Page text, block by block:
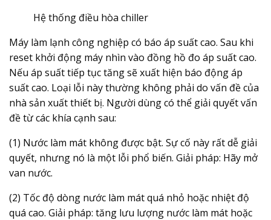
Hệ thống điều hòa chiller
Máy làm lạnh công nghiệp có báo áp suất cao. Sau khi
reset khởi động máy nhìn vào đồng hồ đo áp suất cao.
Nếu áp suất tiếp tục tăng sẽ xuất hiện báo động áp
suất cao. Loại lỗi này thường không phải do vấn đề của
nhà sản xuất thiết bị. Người dùng có thể giải quyết vấn
đề từ các khía cạnh sau:
(1) Nước làm mát không được bật. Sự cố này rất dễ giải
quyết, nhưng nó là một lỗi phổ biến. Giải pháp: Hãy mở
van nước.
(2) Tốc độ dòng nước làm mát quá nhỏ hoặc nhiệt độ
quá cao. Giải pháp: tăng lưu lượng nước làm mát hoặc